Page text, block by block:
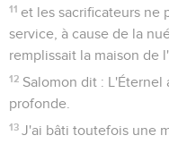
11 et les sacrificateurs ne
service, à cause de la
remplissait la maison de
12 Salomon dit :
profonde.
13 J'ai bâti toutefois une